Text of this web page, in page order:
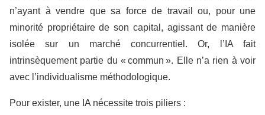
n’ayant à vendre que sa force de travail ou, pour une
minorité propriétaire de son capital, agissant de manière
isolée sur un marché concurrentiel. Or, l’IA fait
intrinsèquement partie du « commun ». Elle n’a rien à voir
avec l’individualisme méthodologique.
Pour exister, une IA nécessite trois piliers :